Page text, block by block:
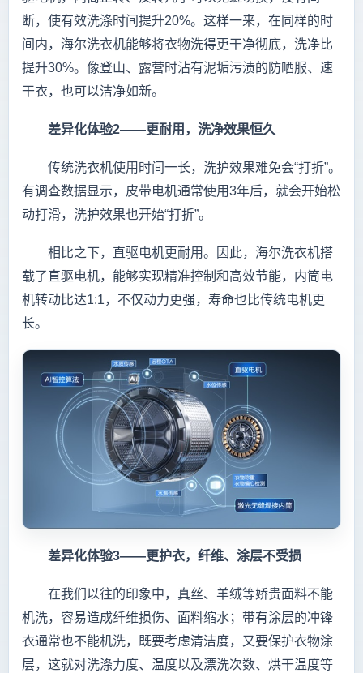
断，使有效洗涤时间提升20%。这样一来，在同样的时
间内，海尔洗衣机能够将衣物洗得更干净彻底，洗净比
提升30%。像登山、露营时沾有泥垢污渍的防晒服、速
干衣，也可以洁净如新。
差异化体验2——更耐用，洗净效果恒久
传统洗衣机使用时间一长，洗护效果难免会“打折”。
有调查数据显示，皮带电机通常使用3年后，就会开始松
动打滑，洗护效果也开始“打折”。
相比之下，直驱电机更耐用。因此，海尔洗衣机搭
载了直驱电机，能够实现精准控制和高效节能，内筒电
机转动比达1:1，不仅动力更强，寿命也比传统电机更
长。
差异化体验3——更护衣，纤维、涂层不受损
在我们以往的印象中，真丝、羊绒等娇贵面料不能
机洗，容易造成纤维损伤、面料缩水；带有涂层的冲锋
衣通常也不能机洗，既要考虑清洁度，又要保护衣物涂
层，这就对洗涤力度、温度以及漂洗次数、烘干温度等